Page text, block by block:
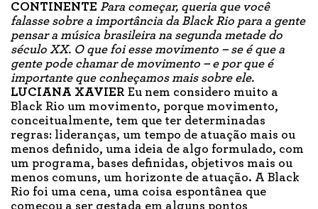
CONTINENTE Para começar, queria que você
falasse sobre a importância da Black Rio para a gente
pensar a música brasileira na segunda metade do
século XX. O que foi esse movimento – se é que a
gente pode chamar de movimento – e por que é
importante que conheçamos mais sobre ele.
LUCIANA XAVIER Eu nem considero muito a
Black Rio um movimento, porque movimento,
conceitualmente, tem que ter determinadas
regras: lideranças, um tempo de atuação mais ou
menos definido, uma ideia de algo formulado, com
um programa, bases definidas, objetivos mais ou
menos comuns, um horizonte de atuação. A Black
Rio foi uma cena, uma coisa espontânea que
começou a ser gestada em alguns pontos